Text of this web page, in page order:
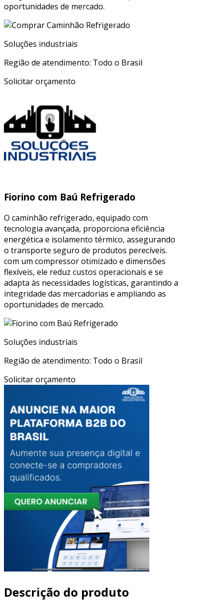
oportunidades de mercado.
Soluções industriais
Região de atendimento: Todo o Brasil
Solicitar orçamento
Fiorino com Baú Refrigerado
O caminhão refrigerado, equipado com
tecnologia avançada, proporciona eficiência
energética e isolamento térmico, assegurando
o transporte seguro de produtos perecíveis.
com um compressor otimizado e dimensões
flexíveis, ele reduz custos operacionais e se
adapta às necessidades logísticas, garantindo a
integridade das mercadorias e ampliando as
oportunidades de mercado.
Soluções industriais
Região de atendimento: Todo o Brasil
Solicitar orçamento
Descrição do produto